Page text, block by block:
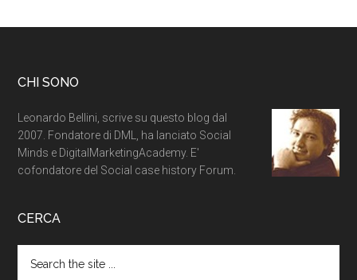
CHI SONO
Leonardo Bellini, scrive su questo blog dal
2007. Fondatore di DML, ha lanciato Social
Minds e DigitalMarketingAcademy. E'
cofondatore del Social case history Forum.
CERCA